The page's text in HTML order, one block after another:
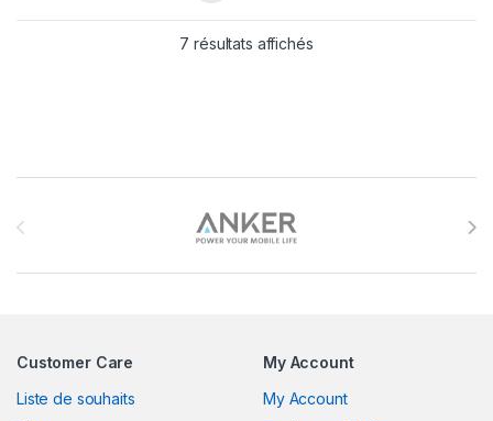
7 résultats affichés
Customer Care
Liste de souhaits
My Account
My Account